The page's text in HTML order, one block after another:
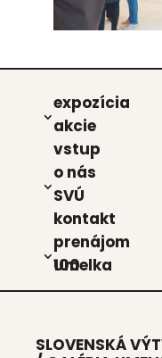
expo­zí­cia
akcie
vstup
o nás
SVÚ
kon­takt
pre­ná­jom
Umel­ka 100
SLOVENSKÁ